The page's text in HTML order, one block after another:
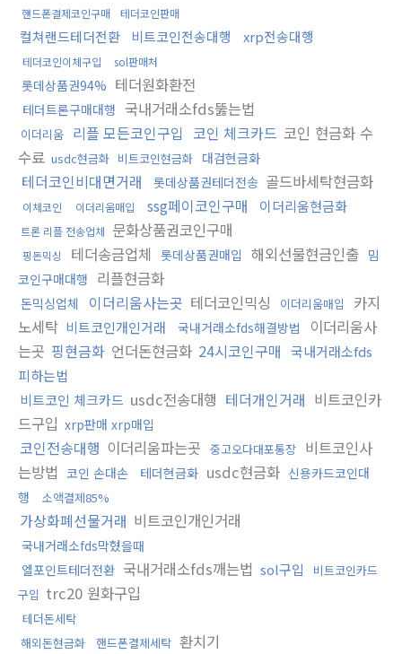
핸드폰결제코인구매 테더코인판매
컬쳐랜드테더전환 비트코인전송대행 xrp전송대행
테더코인이체구입 sol판매처
롯데상품권94% 테더원화환전
테더트론구매대행 국내거래소fds뚫는법
이더리움 리플 모든코인구입 코인 체크카드 코인 현금화 수
수료 usdc현금화 비트코인현금화 대검현금화
테더코인비대면거래 롯데상품권테더전송 골드바세탁현금화
이체코인 이더리움매입 ssg페이코인구매 이더리움현금화
트론 리플 전송업체 문화상품권코인구매
핑돈믹싱 테더송금업체 롯데상품권매입 해외선물현금인출 밈
코인구매대행 리플현금화
돈믹싱업체 이더리움사는곳 테더코인믹싱 이더리움매입
카지
노세탁 비트코인개인거래 국내거래소fds해결방법
이더리움사
는곳 핑현금화 언더돈현금화 24시코인구매 국내거래소fds
피하는법
비트코인 체크카드 usdc전송대행 테더개인거래 비트코인카
드구입 xrp판매 xrp매입
코인전송대행 이더리움파는곳 중고오다대포통장 비트코인사
는방법 코인 손대손 테더현금화 usdc현금화 신용카드코인대
행
소액결제85%
가상화폐선물거래 비트코인개인거래
국내거래소fds막혔을때
엘포인트테더전환 국내거래소fds깨는법 sol구입
비트코인카드
구입 trc20 원화구입
테더돈세탁
해외돈현금화
핸드폰결제세탁 환치기